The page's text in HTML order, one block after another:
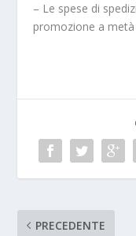
– Le spese di
promozione a metà
PRECEDENTE